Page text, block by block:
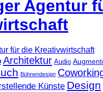
Architektur Audio
Bühnendesign
Künste Design